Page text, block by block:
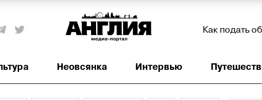
Как подать
Неовсянка Интервью